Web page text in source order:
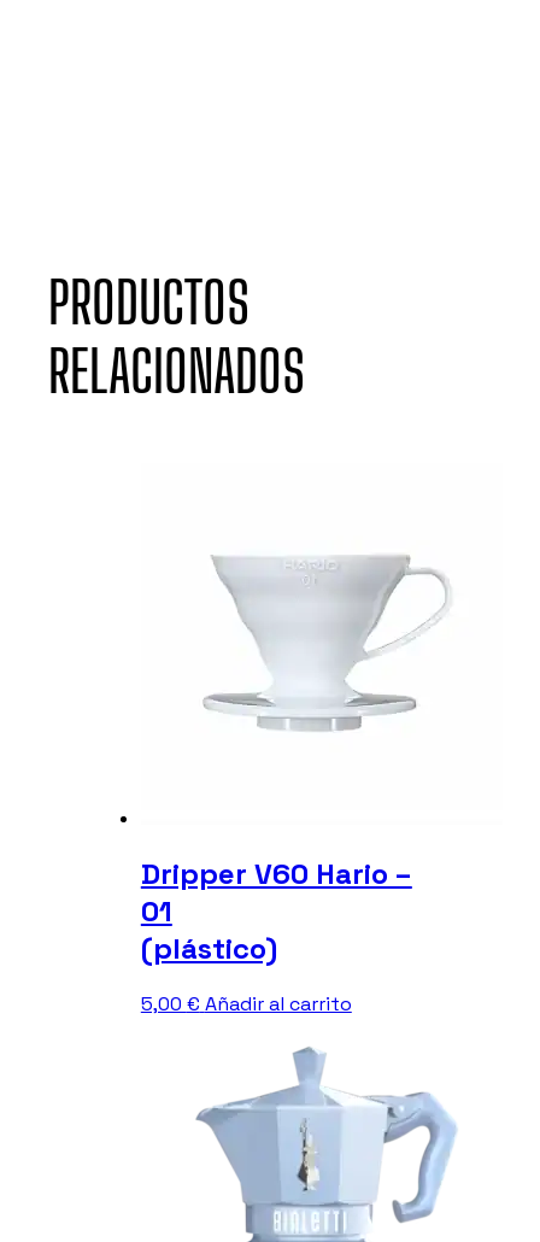
PRODUCTOS
RELACIONADOS
Dripper V60 Hario –
01
(plástico)
5,00 € Añadir al carrito